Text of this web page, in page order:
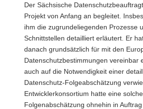
Der Sächsische
Projekt von Anfang an begleitet.
ihm die zugrundeliegenden Prozesse
Schnittstellen detailliert erläutert. Er
danach grundsätzlich für mit den
Datenschutzbestimmungen vereinbar
auch auf die Notwendigkeit einer
Datenschutz-Folgeabschätzung
Entwicklerkonsortium hatte eine
Folgenabschätzung ohnehin in